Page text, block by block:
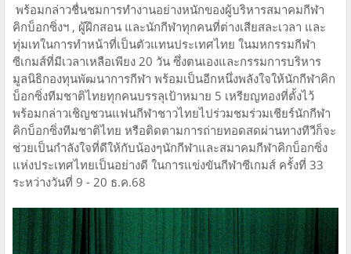
พร้อมกล่าวชื่นชมการทำงานอย่างหนักของผู้บริหารสมาคมกีฬา
คิกบ็อกซิ่งฯ , ผู้ฝึกสอน และนักกีฬาทุกคนที่ต่างเสียสละเวลา และ
ทุ่มเทในการทำหน้าที่เป็นตัวแทนประเทศไทย ในมหกรรมกีฬา
ซีเกมส์ที่มีเวลาเหลือเพียง 20 วัน ซึ่งตนเองและกรรมการบริหาร
มูลนิธิกองทุนพัฒนาการกีฬา พร้อมเป็นอีกหนึ่งพลังใจให้นักกีฬาคิก
บ็อกซิ่งทีมชาติไทยทุกคนบรรลุเป้าหมาย 5 เหรียญทองที่ตั้งไว้
พร้อมกล่าวเชิญชวนแฟนกีฬาชาวไทยไปร่วมชมร่วมเชียร์นักกีฬา
คิกบ็อกซิ่งทีมชาติไทย หรือติดตามการถ่ายทอดสดผ่านทางทีวีก็จะ
ช่วยเป็นกำลังใจที่ดีให้กับน้องๆนักกีฬาและสมาคมกีฬาคิกบ็อกซิ่ง
แห่งประเทศไทยเป็นอย่างดี ในการแข่งขันกีฬาซีเกมส์ ครั้งที่ 33
ระหว่างวันที่ 9 - 20 ธ.ค.68